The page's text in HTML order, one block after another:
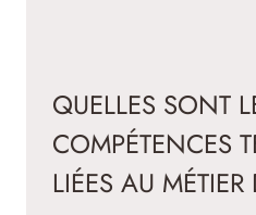
QUELLES SONT
COMPÉTENCES
LIÉES AU